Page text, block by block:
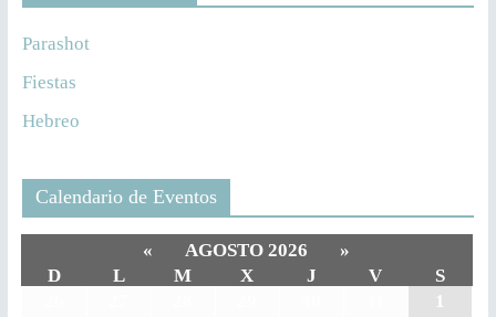
Parashot
Fiestas
Hebreo
Calendario de Eventos
« AGOSTO 2026
»
D
L M X J V
S
1